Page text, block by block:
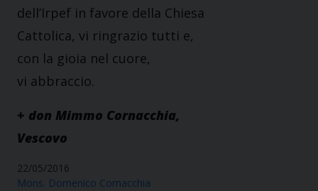
dell’Irpef in favore della Chiesa
Cattolica, vi ringrazio tutti e,
con la gioia nel cuore,
vi abbraccio.
+ don Mimmo Cornacchia,
Vescovo
22/05/2016
Mons. Domenico Cornacchia